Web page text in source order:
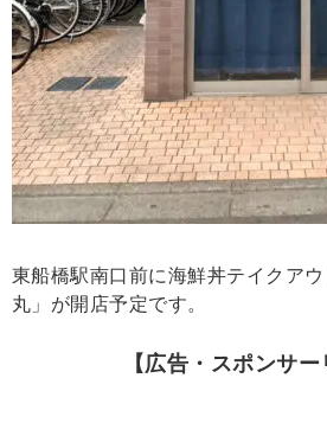
東船橋駅南口前に海鮮丼テイクア
丸」が開店予定です。
【広告・スポンサー